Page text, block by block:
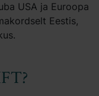
USA ja Euroopa
Eestis,